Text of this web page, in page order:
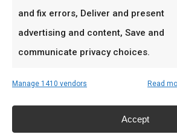
and fix errors, Deliver and present
advertising and content, Save and
communicate privacy choices.
Manage 1410 vendors Read
Accept
brandstof
Chimney starter
investering na je kamado. Kosten
jaren mee. Vul met kolen, steek
onder, wacht 15 min — klaar. Geen